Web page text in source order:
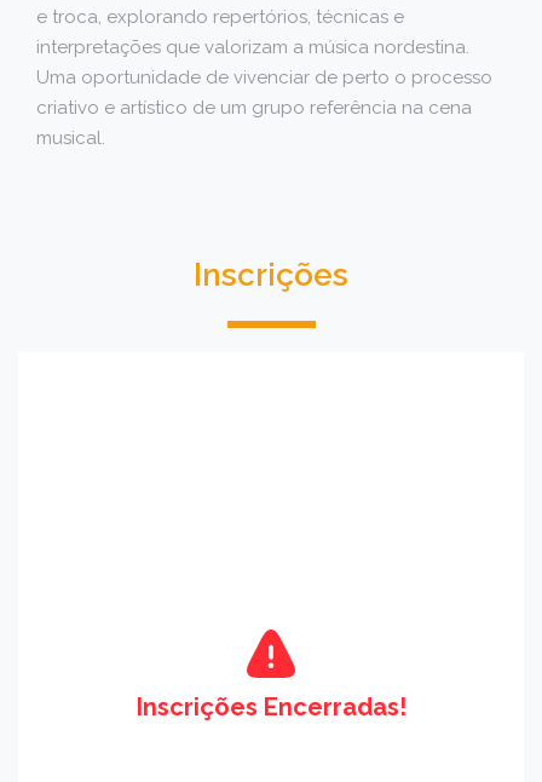
e troca, explorando repertórios, técnicas e
interpretações que valorizam a música nordestina.
Uma oportunidade de vivenciar de perto o processo
criativo e artístico de um grupo referência na cena
musical.
Inscrições
Inscrições Encerradas!